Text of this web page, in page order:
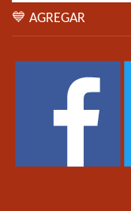
💙 AGREGAR